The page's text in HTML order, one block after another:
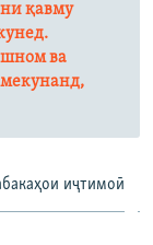
қавму
ва
мекунанд,
иҷтимоӣ